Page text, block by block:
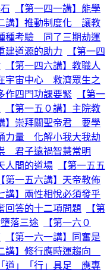
【第一四一講】能學
講】推動制度化 讓教
種考驗 同了三期劫運
建道源的助力
【第一四
【第一四六講】教職人
宇宙中心 救濟眾生之
作四門功課要緊
【第一
【第一五０講】主院教
】崇拜關聖帝君 要學
力量 化解小我大我劫
君子遠禍智慧常明
人間的道場
【第一五五
【第一五六講】天帝教佈
講】兩性相悅必須發乎
回答的十二項問題
【第
落三途
【第一六０
【第一六一講】同奮是
講】修行應時運趨向
道」「行」具足 應專